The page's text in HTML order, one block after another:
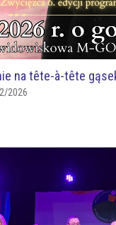
na tête-à-tête
2026